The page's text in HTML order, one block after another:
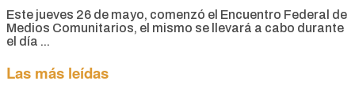
Este jueves 26 de mayo, comenzó el Encuentro Federal de
Medios Comunitarios, el mismo se llevará a cabo durante
el día ...
Las más leídas